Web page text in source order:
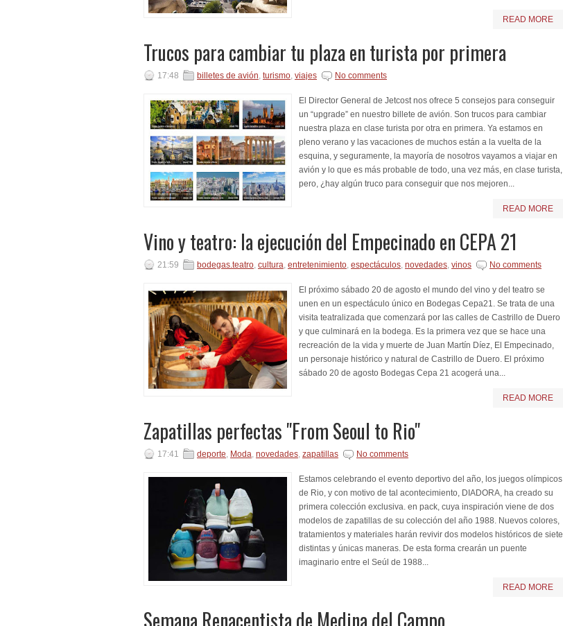
READ MORE
Trucos para cambiar tu plaza en turista por primera
17:48 billetes de avión, turismo, viajes No comments
El Director General de Jetcost nos ofrece 5 consejos para conseguir
un “upgrade” en nuestro billete de avión. Son trucos para cambiar
nuestra plaza en clase turista por otra en primera. Ya estamos en
pleno verano y las vacaciones de muchos están a la vuelta de la
esquina, y seguramente, la mayoría de nosotros vayamos a viajar en
avión y lo que es más probable de todo, una vez más, en clase turista,
pero, ¿hay algún truco para conseguir que nos mejoren...
READ MORE
Vino y teatro: la ejecución del Empecinado en CEPA 21
21:59 bodegas.teatro, cultura, entretenimiento, espectáculos, novedades, vinos No comments
El próximo sábado 20 de agosto el mundo del vino y del teatro se
unen en un espectáculo único en Bodegas Cepa21. Se trata de una
visita teatralizada que comenzará por las calles de Castrillo de Duero
y que culminará en la bodega. Es la primera vez que se hace una
recreación de la vida y muerte de Juan Martín Díez, El Empecinado,
un personaje histórico y natural de Castrillo de Duero. El próximo
sábado 20 de agosto Bodegas Cepa 21 acogerá una...
READ MORE
Zapatillas perfectas "From Seoul to Rio"
17:41 deporte, Moda, novedades, zapatillas No comments
Estamos celebrando el evento deportivo del año, los juegos olímpicos
de Rio, y con motivo de tal acontecimiento, DIADORA, ha creado su
primera colección exclusiva. en pack, cuya inspiración viene de dos
modelos de zapatillas de su colección del año 1988. Nuevos colores,
tratamientos y materiales harán revivir dos modelos históricos de siete
distintas y únicas maneras. De esta forma crearán un puente
imaginario entre el Seúl de 1988...
READ MORE
Semana Renacentista de Medina del Campo